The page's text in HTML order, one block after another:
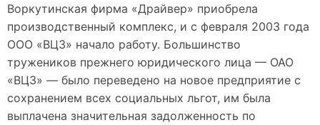
Воркутинская фирма «Драйвер» приобрела
производственный комплекс, и с февраля 2003 года
ООО «ВЦЗ» начало работу. Большинство
тружеников прежнего юридического лица — ОАО
«ВЦЗ» — было переведено на новое предприятие с
сохранением всех социальных льгот, им была
выплачена значительная задолженность по